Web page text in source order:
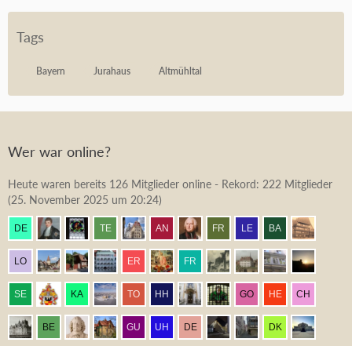
Tags
Bayern Jurahaus Altmühltal
Wer war online?
Heute waren bereits 126 Mitglieder online - Rekord: 222 Mitglieder
(25. November 2025 um 20:24)